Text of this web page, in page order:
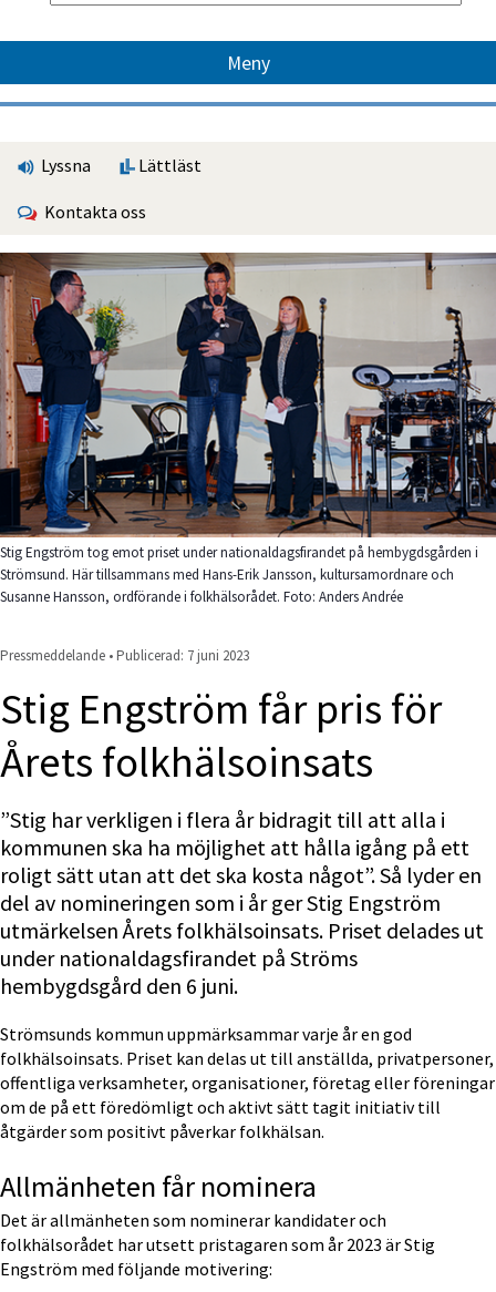
Meny
Lyssna Lättläst
Kontakta oss
Stig Engström tog emot priset under nationaldagsfirandet på hembygdsgården i
Strömsund. Här tillsammans med Hans-Erik Jansson, kultursamordnare och
Susanne Hansson, ordförande i folkhälsorådet. Foto: Anders Andrée
Pressmeddelande • Publicerad: 7 juni 2023
Stig Engström får pris för
Årets folkhälsoinsats
”Stig har verkligen i flera år bidragit till att alla i
kommunen ska ha möjlighet att hålla igång på ett
roligt sätt utan att det ska kosta något”. Så lyder en
del av nomineringen som i år ger Stig Engström
utmärkelsen Årets folkhälsoinsats. Priset delades ut
under nationaldagsfirandet på Ströms
hembygdsgård den 6 juni.
Strömsunds kommun uppmärksammar varje år en god
folkhälsoinsats. Priset kan delas ut till anställda, privatpersoner,
offentliga verksamheter, organisationer, företag eller föreningar
om de på ett föredömligt och aktivt sätt tagit initiativ till
åtgärder som positivt påverkar folkhälsan.
Allmänheten får nominera
Det är allmänheten som nominerar kandidater och
folkhälsorådet har utsett pristagaren som år 2023 är Stig
Engström med följande motivering: